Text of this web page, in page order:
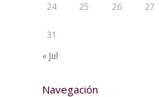
24 25 26 27
31
« Jul
Navegación